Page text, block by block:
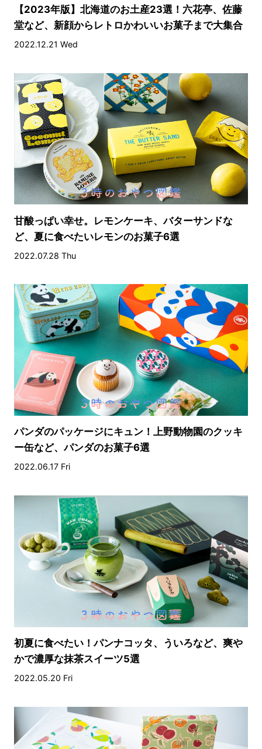
【2023年版】北海道のお土産23選！六花亭、佐藤
堂など、新顔からレトロかわいいお菓子まで大集合
2022.12.21 Wed
甘酸っぱい幸せ。レモンケーキ、バターサンドな
ど、夏に食べたいレモンのお菓子6選
2022.07.28 Thu
パンダのパッケージにキュン！上野動物園のクッキ
ー缶など、パンダのお菓子6選
2022.06.17 Fri
初夏に食べたい！パンナコッタ、ういろなど、爽や
かで濃厚な抹茶スイーツ5選
2022.05.20 Fri